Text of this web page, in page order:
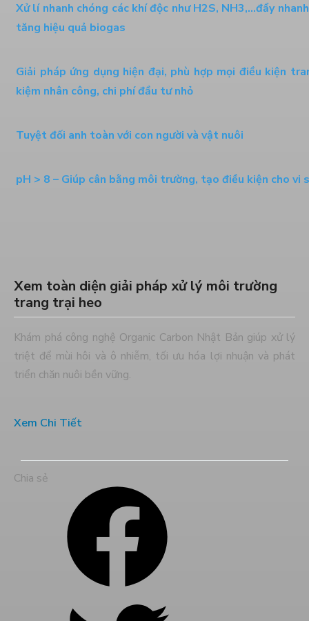
Xử lí nhanh chóng các khí độc như H2S, NH3,…đẩy
tăng hiệu quả biogas
Giải pháp ứng dụng hiện đại, phù hợp mọi điều kiện
kiệm nhân công, chi phí đầu tư nhỏ
Tuyệt đối anh toàn với con người và vật nuôi
pH > 8 – Giúp cân bằng môi trường, tạo điều kiện cho
Xem toàn diện giải pháp xử lý môi trường
trang trại heo
Khám phá công nghệ Organic Carbon Nhật Bản giúp xử lý
triệt để mùi hôi và ô nhiễm, tối ưu hóa lợi nhuận và phát
triển chăn nuôi bền vững.
Xem Chi Tiết
Chia sẻ
Anh Hỷ_Tây Ninh
Anh Hải_Tây Ninh
Cải Thiện Vườn Sầu Riêng Nhiễm
Phèn Tại Cái Bè, Tiền Giang: Kinh
Nghiệm Từ Anh Xuân và Giải Pháp
Organic Carbon NEMA2
PHÁT TRIỂN VƯỜN SẦU RIÊNG